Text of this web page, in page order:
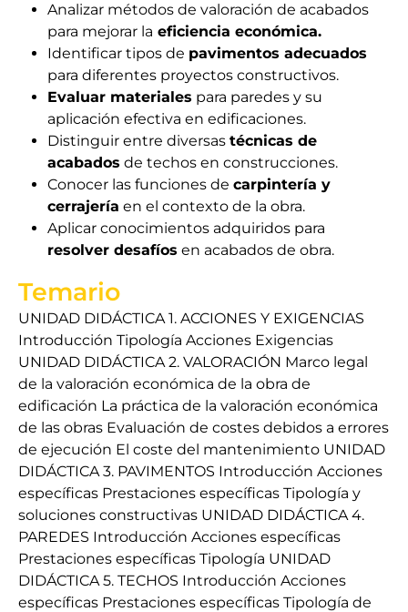
Analizar métodos de valoración de acabados
para mejorar la eficiencia económica.
Identificar tipos de pavimentos adecuados
para diferentes proyectos constructivos.
Evaluar materiales para paredes y su
aplicación efectiva en edificaciones.
Distinguir entre diversas técnicas de
acabados de techos en construcciones.
Conocer las funciones de carpintería y
cerrajería en el contexto de la obra.
Aplicar conocimientos adquiridos para
resolver desafíos en acabados de obra.
Temario
UNIDAD DIDÁCTICA 1. ACCIONES Y EXIGENCIAS
Introducción Tipología Acciones Exigencias
UNIDAD DIDÁCTICA 2. VALORACIÓN Marco legal
de la valoración económica de la obra de
edificación La práctica de la valoración económica
de las obras Evaluación de costes debidos a errores
de ejecución El coste del mantenimiento UNIDAD
DIDÁCTICA 3. PAVIMENTOS Introducción Acciones
específicas Prestaciones específicas Tipología y
soluciones constructivas UNIDAD DIDÁCTICA 4.
PAREDES Introducción Acciones específicas
Prestaciones específicas Tipología UNIDAD
DIDÁCTICA 5. TECHOS Introducción Acciones
específicas Prestaciones específicas Tipología de